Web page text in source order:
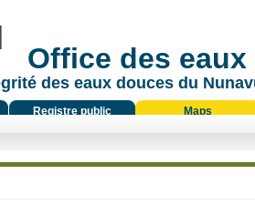
Office des
des eaux douces du
Registre public Maps